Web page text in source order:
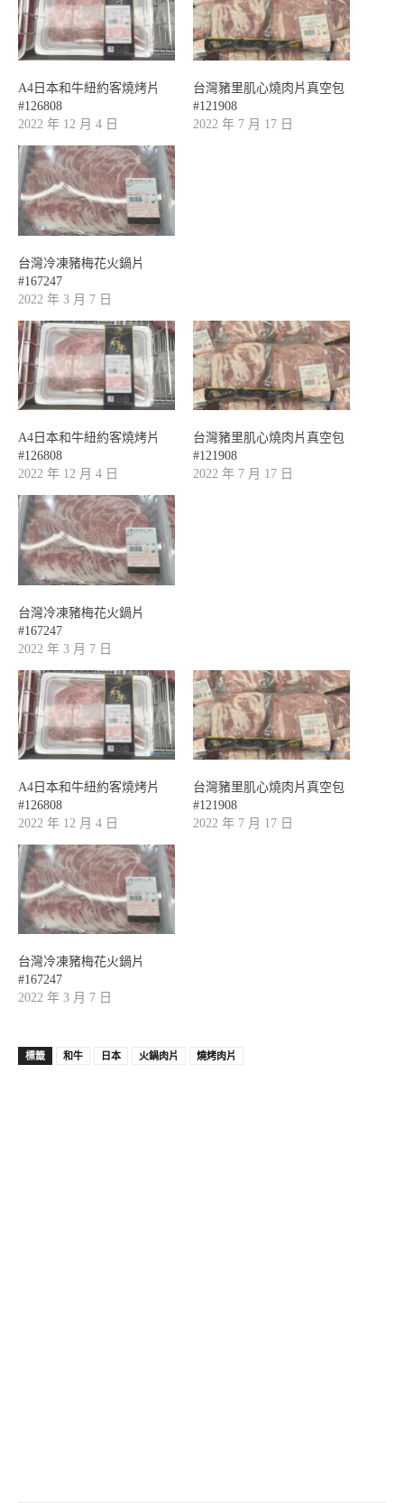
A4日本和牛紐約客燒烤片
#126808
2022 年 12 月 4 日
台灣豬里肌心燒肉片真空包
#121908
2022 年 7 月 17 日
台灣冷凍豬梅花火鍋片
#167247
2022 年 3 月 7 日
A4日本和牛紐約客燒烤片
#126808
2022 年 12 月 4 日
台灣豬里肌心燒肉片真空包
#121908
2022 年 7 月 17 日
台灣冷凍豬梅花火鍋片
#167247
2022 年 3 月 7 日
A4日本和牛紐約客燒烤片
#126808
2022 年 12 月 4 日
台灣豬里肌心燒肉片真空包
#121908
2022 年 7 月 17 日
台灣冷凍豬梅花火鍋片
#167247
2022 年 3 月 7 日
標籤 和牛 日本 火鍋肉片 燒烤肉片